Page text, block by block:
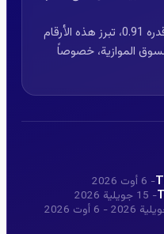
مع متوسط سعر 18.94 وتذبذب قدره 0.91، تبرز هذه الأرقام
الموازية، خصوصاً
- 6 أوت 2026
- 15 جويلية 2026